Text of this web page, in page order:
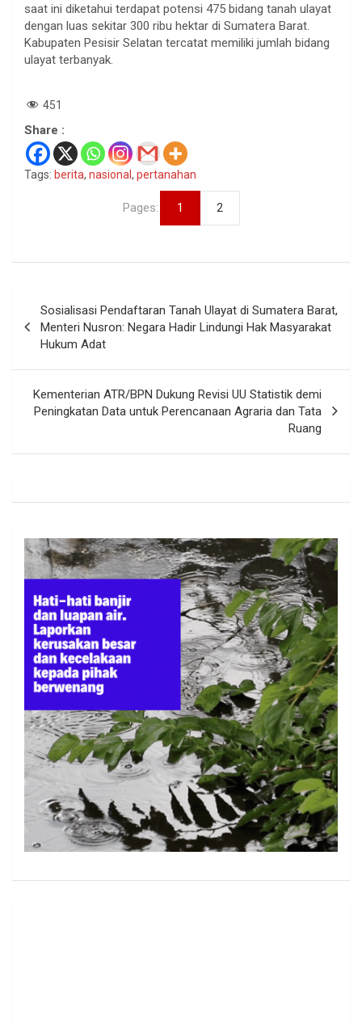
saat ini diketahui terdapat potensi 475 bidang tanah ulayat
dengan luas sekitar 300 ribu hektar di Sumatera Barat.
Kabupaten Pesisir Selatan tercatat memiliki jumlah bidang
ulayat terbanyak.
451
Share :
Tags: berita, nasional , pertanahan
Pages: 1 2
pos
Sosialisasi Pendaftaran Tanah Ulayat di Sumatera Barat,
Menteri Nusron: Negara Hadir Lindungi Hak Masyarakat
Hukum Adat
Kementerian ATR/BPN Dukung Revisi UU Statistik demi
Peningkatan Data untuk Perencanaan Agraria dan Tata
Ruang